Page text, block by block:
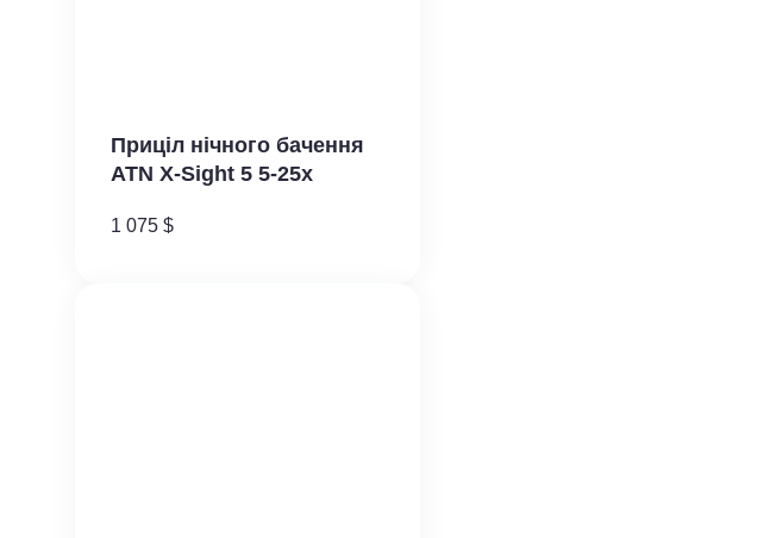
Приціл нічного бачення
ATN X-Sight 5 5-25x
1 075 $